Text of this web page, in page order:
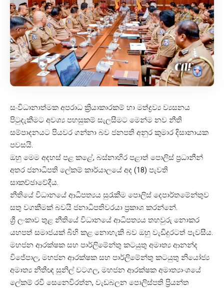
සංවිධානාත්මක අපරාධ ක්‍රියාකාරකම් හා මත්ද්‍රව්‍ය ව්‍යසනය
පිටුදැකීමට අවශ්‍ය පහසුකම් සැලසීමට මෙන්ම නව නීති
සම්පාදනයට පියවර ගන්නා බව ජනපති අනුර කුමාර දිසානායක
පවසයි.
ඔහු මෙම අදහස් පළ කළේ, බස්නාහිර පළාත් පොලිස් ප්‍රධානීන්
අතර ජනාධිපති ලේකම් කාර්යාලයේ අද (18) පැවති
සාකච්ඡාවේදීය.
‍නීතියේ විධානයේ ආධිපත්‍යය සුරැකීම පොලිස් දෙපාර්තමේන්තුව
සතු වගකීමක් බවයි ජනාධිපතිවරයා ප්‍රකාශ කරන්නේ.
ශ්‍රී ලංකාව තුළ නීතියේ විධානයේ ආධිපත්‍යය තහවුරු නොකර
යහපත් සමාජයක් බිහි කළ නොහැකි බව ඔහු වැඩිදුරටත් පැවසීය.
මහජන ආරක්ෂක සහ පාර්ලිමේන්තු කටයුතු අමාත්‍ය ආනන්ද
විජේපාල, මහජන ආරක්ෂක සහ පාර්ලිමේන්තු කටයුතු නියෝජ්‍ය
අමාත්‍ය නීතීඥ සුනිල් වටගල, මහජන ආරක්ෂක අමාත්‍යාංශයේ
ලේකම් රවී සෙනෙවිරත්න, වැඩබලන පොලිස්පති ප්‍රියන්ත